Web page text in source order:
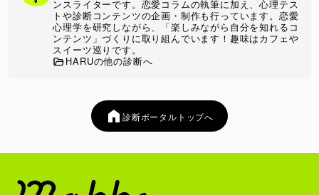
関する考え方が取り入れられています。
「好きな人への接し方」「恋愛で重視すること」「愛情表現
のクセ」などを総合的に分析することで、自分でも気づいて
いなかった恋愛パターンを発見できます。
人によって心が動くポイントは大きく異なります。
優しさに安心する人もいれば、ギャップにときめく人、特別
法則」を明らかにします。
ンスライターです。恋愛コラムの執筆に加え、心理テス
トや診断コンテンツの企画・制作も行っています。恋愛
心理学を研究しながら、「楽しみながら自分を知れるコ
ンテンツ」づくりに取り組んでいます！趣味はカフェや
スイーツ巡りです。
HARUの他の診断へ
診断ポータルトップへ